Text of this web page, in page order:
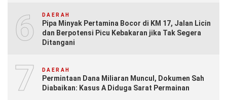
6 DAERAH
Pipa Minyak Pertamina Bocor di KM 17, Jalan Licin
dan Berpotensi Picu Kebakaran jika Tak Segera
Ditangani
7 DAERAH
Permintaan Dana Miliaran Muncul, Dokumen Sah
Diabaikan: Kasus A Diduga Sarat Permainan